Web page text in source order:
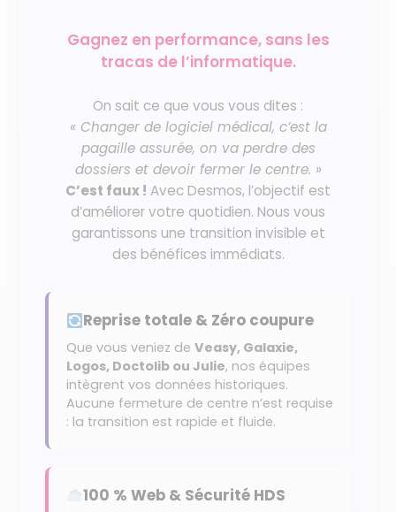
Gagnez en performance, sans les
tracas de l’informatique.
On sait ce que vous vous dites :
« Changer de logiciel médical, c’est la
pagaille assurée, on va perdre des
dossiers et devoir fermer le centre. »
C’est faux ! Avec Desmos, l’objectif est
d’améliorer votre quotidien. Nous vous
garantissons une transition invisible et
des bénéfices immédiats.
Reprise totale & Zéro coupure
Que vous veniez de Veasy, Galaxie,
Logos, Doctolib ou Julie, nos équipes
intègrent vos données historiques.
Aucune fermeture de centre n’est requise
: la transition est rapide et fluide.
100 % Web & Sécurité HDS